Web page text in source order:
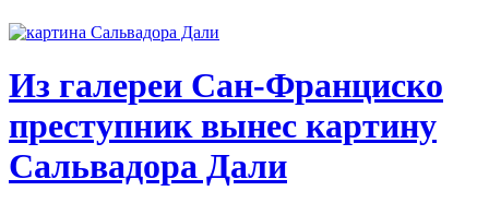
Из галереи Сан-Франциско
преступник вынес картину
Сальвадора Дали